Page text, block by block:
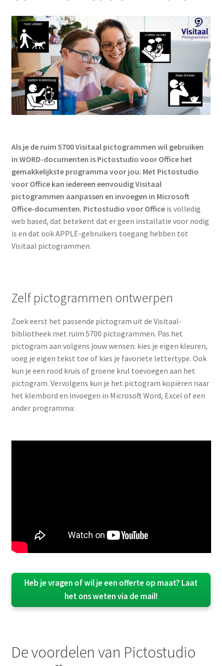
Pictostudio voor Office
PictoWord en PictoWorks
Producten
Media
Werken met pictogrammen
Actueel
Als je de ruim 5700 Visitaal pictogrammen wil gebruiken
in WORD-documenten is Pictostudio voor Office het
gemakkelijkste programma voor jou. Met Pictostudio
voor Office kan iedereen eenvoudig Visitaal
pictogrammen aanpassen en invoegen in Microsoft
Office-documenten. Pictostudio voor Office is volledig
web based, dat betekent dat er geen installatie voor nodig
is en dat ook APPLE-gebruikers toegang hebben tot
Visitaal pictogrammen.
Zelf pictogrammen ontwerpen
Zoek eerst het passende pictogram uit de Visitaal-
bibliotheek met ruim 5700 pictogrammen. Pas het
pictogram aan volgens jouw wensen: kies je eigen kleuren,
voeg je eigen tekst toe of kies je favoriete lettertype. Ook
kun je een rood kruis of groene krul toevoegen aan het
pictogram. Vervolgens kun je het pictogram kopiëren naar
het klembord en invoegen in Microsoft Word, Excel of een
ander programma:
Heb je vragen of wil je een offerte op maat? Laat
het ons weten via de mail!
De voordelen van Pictostudio